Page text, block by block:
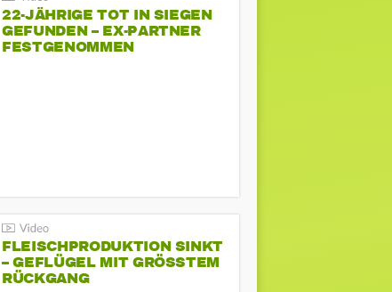
22-JÄHRIGE TOT IN SIEGEN
GEFUNDEN – EX-PARTNER
FESTGENOMMEN
FLEISCHPRODUKTION SINKT
– GEFLÜGEL MIT GRÖSSTEM R
ÜCKGANG